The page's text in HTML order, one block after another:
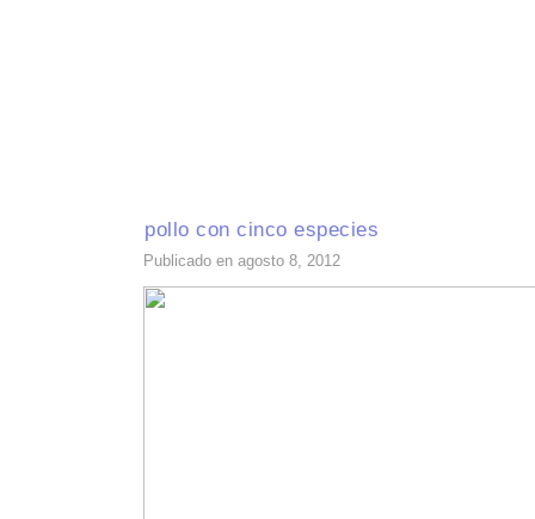
pollo con cinco especies
Publicado en agosto 8, 2012